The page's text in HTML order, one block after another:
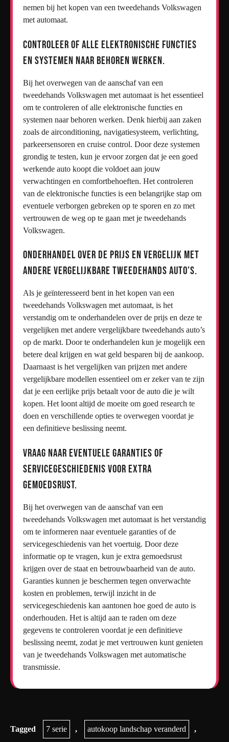
nemen bij het kopen van een tweedehands Volkswagen
met automaat.
Controleer of alle elektronische functies
en systemen naar behoren werken.
Bij het overwegen van de aanschaf van een
tweedehands Volkswagen met automaat is het essentieel
om te controleren of alle elektronische functies en
systemen naar behoren werken. Denk hierbij aan zaken
zoals de airconditioning, navigatiesysteem, verlichting,
parkeersensoren en cruise control. Door deze systemen
grondig te testen, kun je ervoor zorgen dat je een goed
werkende auto koopt die voldoet aan jouw
verwachtingen en comfortbehoeften. Het controleren
van de elektronische functies is een belangrijke stap om
eventuele verborgen gebreken op te sporen en zo met
vertrouwen de weg op te gaan met je tweedehands
Volkswagen.
Onderhandel over de prijs en vergelijk met
andere vergelijkbare tweedehands auto’s.
Als je geïnteresseerd bent in het kopen van een
tweedehands Volkswagen met automaat, is het
verstandig om te onderhandelen over de prijs en deze te
vergelijken met andere vergelijkbare tweedehands auto’s
op de markt. Door te onderhandelen kun je mogelijk een
betere deal krijgen en wat geld besparen bij de aankoop.
Daarnaast is het vergelijken van prijzen met andere
vergelijkbare modellen essentieel om er zeker van te zijn
dat je een eerlijke prijs betaalt voor de auto die je wilt
kopen. Het loont altijd de moeite om goed research te
doen en verschillende opties te overwegen voordat je
een definitieve beslissing neemt.
Vraag naar eventuele garanties of
servicegeschiedenis voor extra
gemoedsrust.
Bij het overwegen van de aanschaf van een
tweedehands Volkswagen met automaat is het verstandig
om te informeren naar eventuele garanties of de
servicegeschiedenis van het voertuig. Door deze
informatie op te vragen, kun je extra gemoedsrust
krijgen over de staat en betrouwbaarheid van de auto.
Garanties kunnen je beschermen tegen onverwachte
kosten en problemen, terwijl inzicht in de
servicegeschiedenis kan aantonen hoe goed de auto is
onderhouden. Het is altijd aan te raden om deze
gegevens te controleren voordat je een definitieve
beslissing neemt, zodat je met vertrouwen kunt genieten
van je tweedehands Volkswagen met automatische
transmissie.
Tagged 7 serie , autokoop landschap veranderd ,